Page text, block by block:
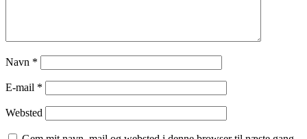
Navn *
E-mail *
Websted